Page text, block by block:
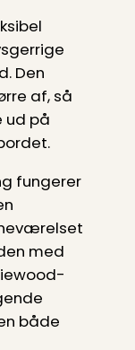
Den
af, så
ud på
fungerer
med
både